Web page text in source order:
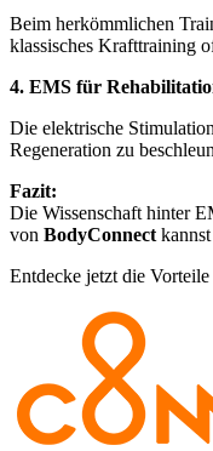
Beim herkömmlichen
klassisches Krafttraining
4. EMS für
Die elektrische
Regeneration zu
Fazit:
Die Wissenschaft hinter
von BodyConnectkannst
Entdecke jetzt die